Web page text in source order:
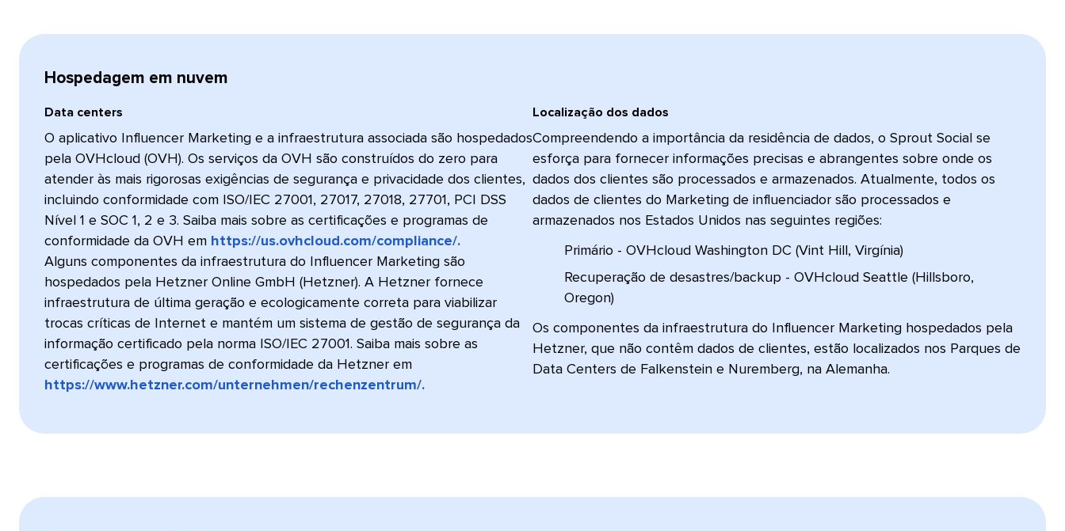
Hospedagem em nuvem​​
Data centers​​
O aplicativo Influencer Marketing e a infraestrutura associada são hospedados
pela OVHcloud (OVH). Os serviços da OVH são construídos do zero para
atender às mais rigorosas exigências de segurança e privacidade dos clientes,
incluindo conformidade com ISO/IEC 27001, 27017, 27018, 27701, PCI DSS
Nível 1 e SOC 1, 2 e 3. Saiba mais sobre as certificações e programas de
conformidade da OVH em https://us.ovhcloud.com/compliance/.
Alguns componentes da infraestrutura do Influencer Marketing são
hospedados pela Hetzner Online GmbH (Hetzner). A Hetzner fornece
infraestrutura de última geração e ecologicamente correta para viabilizar
trocas críticas de Internet e mantém um sistema de gestão de segurança da
informação certificado pela norma ISO/IEC 27001. Saiba mais sobre as
certificações e programas de conformidade da Hetzner em
https://www.hetzner.com/unternehmen/rechenzentrum/.​​
Localização dos dados​​
Compreendendo a importância da residência de dados, o Sprout Social se
esforça para fornecer informações precisas e abrangentes sobre onde os
dados dos clientes são processados e armazenados. Atualmente, todos os
dados de clientes do Marketing de influenciador são processados e
armazenados nos Estados Unidos nas seguintes regiões:​​
Primário - OVHcloud Washington DC (Vint Hill, Virgínia)​​
Recuperação de desastres/backup - OVHcloud Seattle (Hillsboro,
Oregon)​​
Os componentes da infraestrutura do Influencer Marketing hospedados pela
Hetzner, que não contêm dados de clientes, estão localizados nos Parques de
Data Centers de Falkenstein e Nuremberg, na Alemanha.​​